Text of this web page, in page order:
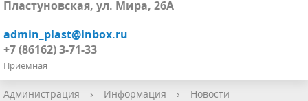
Пластуновская, ул. Мира, 26А
admin_plast@inbox.ru
+7 (86162) 3-71-33
Приемная
Администрация › Информация › Новости